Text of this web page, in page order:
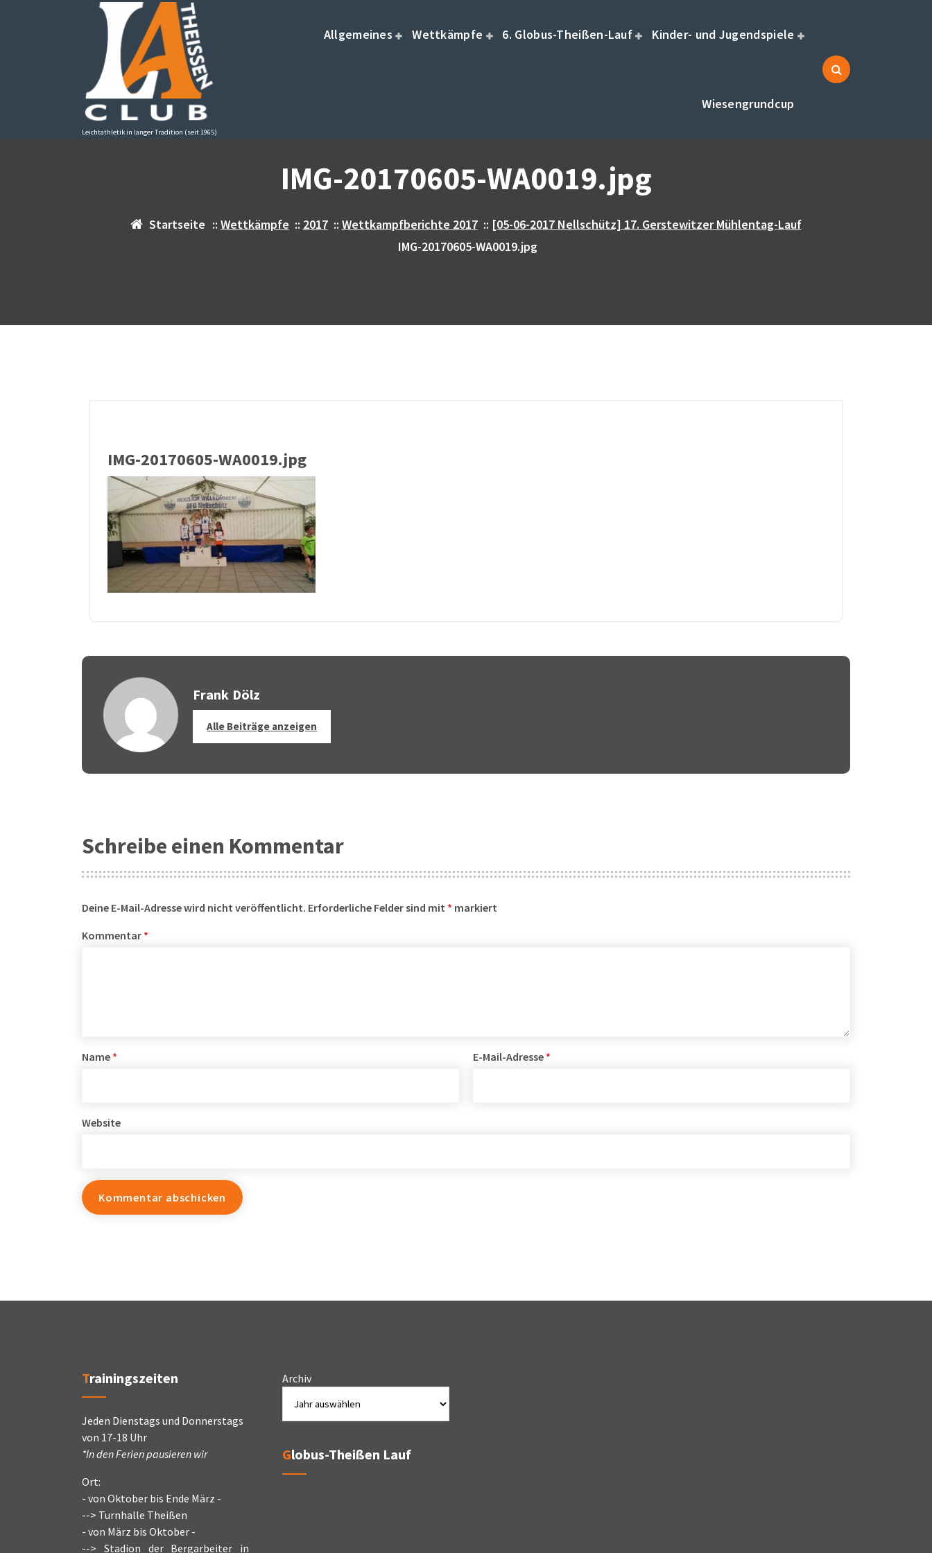
Leichtathletik in langer Tradition (seit 1965)
Allgemeines Wettkämpfe 6. Globus-Theißen-Lauf Kinder- und Jugendspiele
Wiesengrundcup
IMG-20170605-WA0019.jpg
Startseite :: Wettkämpfe :: 2017:: Wettkampfberichte 2017:: [05-06-2017 Nellschütz] 17. Gerstewitzer Mühlentag-Lauf
IMG-20170605-WA0019.jpg
IMG-20170605-WA0019.jpg
Frank Dölz
Alle Beiträge anzeigen
Schreibe einen Kommentar
Deine E-Mail-Adresse wird nicht veröffentlicht. Erforderliche Felder sind mit * markiert
Kommentar *
Name * E-Mail-Adresse *
Website
Trainingszeiten
Jeden Dienstags und Donnerstags
von 17-18 Uhr
*In den Ferien pausieren wir
Ort:
- von Oktober bis Ende März -
--> Turnhalle Theißen
- von März bis Oktober -
--> Stadion der Bergarbeiter in
Archiv
Globus-Theißen Lauf